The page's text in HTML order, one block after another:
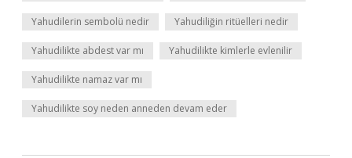
Yahudilerin sembolü nedir Yahudiliğin ritüelleri nedir
Yahudilikte abdest var mı Yahudilikte kimlerle evlenilir
Yahudilikte namaz var mı
Yahudilikte soy neden anneden devam eder